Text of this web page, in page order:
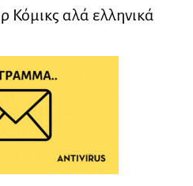
Κόμικς αλά ελληνικά